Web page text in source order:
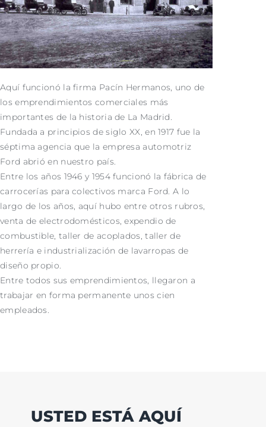
Aquí funcionó la firma Pacín Hermanos, uno de
los emprendimientos comerciales más
importantes de la historia de La Madrid.
Fundada a principios de siglo XX, en 1917 fue la
séptima agencia que la empresa automotriz
Ford abrió en nuestro país.
Entre los años 1946 y 1954 funcionó la fábrica de
carrocerías para colectivos marca Ford. A lo
largo de los años, aquí hubo entre otros rubros,
venta de electrodomésticos, expendio de
combustible, taller de acoplados, taller de
herrería e industrialización de lavarropas de
diseño propio.
Entre todos sus emprendimientos, llegaron a
trabajar en forma permanente unos cien
empleados.
USTED ESTÁ AQUÍ